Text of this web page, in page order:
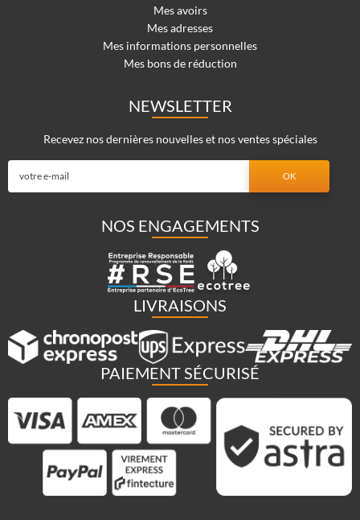
Mes avoirs
Mes adresses
Mes informations personnelles
Mes bons de réduction
NEWSLETTER
Recevez nos dernières nouvelles et nos ventes spéciales
NOS ENGAGEMENTS
LIVRAISONS
PAIEMENT SÉCURISÉ